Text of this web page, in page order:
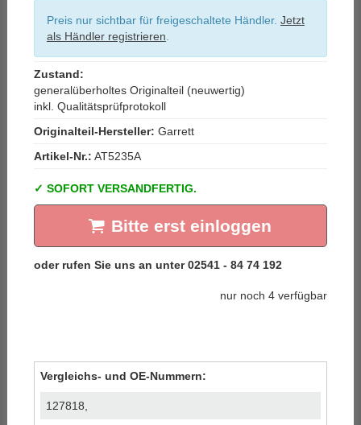
Preis nur sichtbar für freigeschaltete Händler. Jetzt
als Händler registrieren.
Zustand:
generalüberholtes Originalteil (neuwertig)
inkl. Qualitätsprüfprotokoll
Originalteil-Hersteller: Garrett
Artikel-Nr.: AT5235A
SOFORT VERSANDFERTIG.
Bitte erst einloggen
nur noch 4 verfügbar
Vergleichs- und OE-Nummern:
127818,